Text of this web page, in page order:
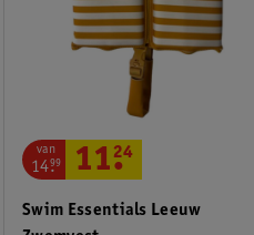
Swim Essentials Leeuw
van
14.
99 11.
24